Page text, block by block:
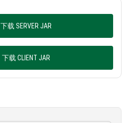
下载 SERVER JAR
下载 CLIENT JAR